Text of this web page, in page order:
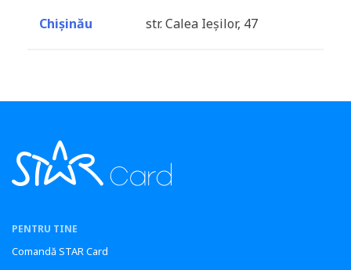
Chișinău str. Calea Ieșilor, 47
PENTRU TINE
Comandă STAR Card